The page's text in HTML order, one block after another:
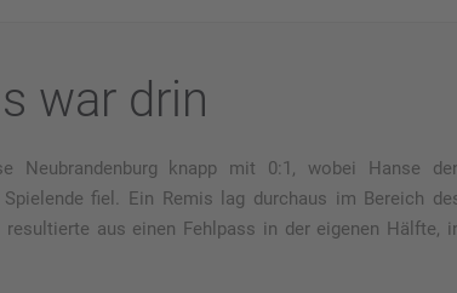
war drin
Neubrandenburg knapp mit 0:1, wobei Hanse
fiel. Ein Remis lag durchaus im Bereich
resultierte aus einen Fehlpass in der eigenen Hälfte,